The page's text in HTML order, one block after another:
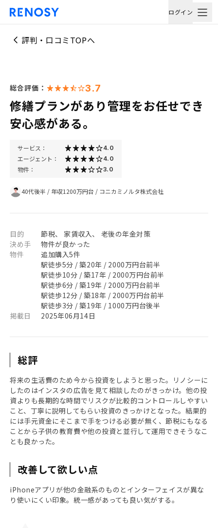
ログイン
評判・口コミTOPへ
総合評価： 3.7
修繕プランがあり管理をお任せでき
安心感がある。
サービス： 4.0
エージェント： 4.0
物件： 3.0
40代後半 / 年収1200万円台 / コニカミノルタ株式会社
目的
節税、 家賃収入、 老後の年金対策
決め手
物件が良かった
物件
追加購入5件
駅徒歩5分 / 築20年 / 2000万円台前半
駅徒歩10分 / 築17年 / 2000万円台前半
駅徒歩6分 / 築19年 / 2000万円台前半
駅徒歩12分 / 築18年 / 2000万円台前半
駅徒歩3分 / 築19年 / 1000万円台後半
掲載日
2025年06月14日
総評
将来の生活費のため今から投資をしようと思った。リノシーに
したのはインスタの広告を見て相談したのがきっかけ。他の投
資よりも長期的な時間でリスクが比較的コントロールしやすい
こと、丁寧に説明してもらい投資のきっかけとなった。結果的
には手元資金にそこまで手をつける必要が無く、節税にもなる
ことから子供の教育費や他の投資と並行して運用できそうなこ
とも良かった。
改善して欲しい点
iPhoneアプリが他の金融系のものとインターフェイスが異な
り使いにくい印象。統一感があっても良い気がする。